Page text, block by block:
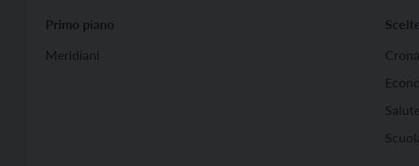
Primo piano
Meridiani